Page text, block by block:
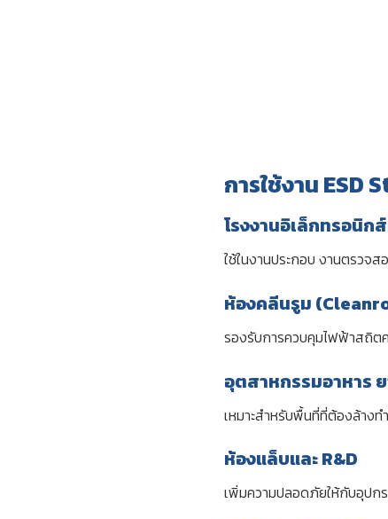
การใช้งาน ESD
โรงงานอิเล็กทรอนิก
ใช้ในงานประกอบ งานตรวจ
ห้องคลีนรูม
รองรับการควบคุมไฟฟ้าสถิต
อุตสาหกรรมอาหาร ย
เหมาะสำหรับพื้นที่ที่ต้องล้างท
ห้องแล็บและ R&D
เพิ่มความปลอดภัยให้กับอุปก